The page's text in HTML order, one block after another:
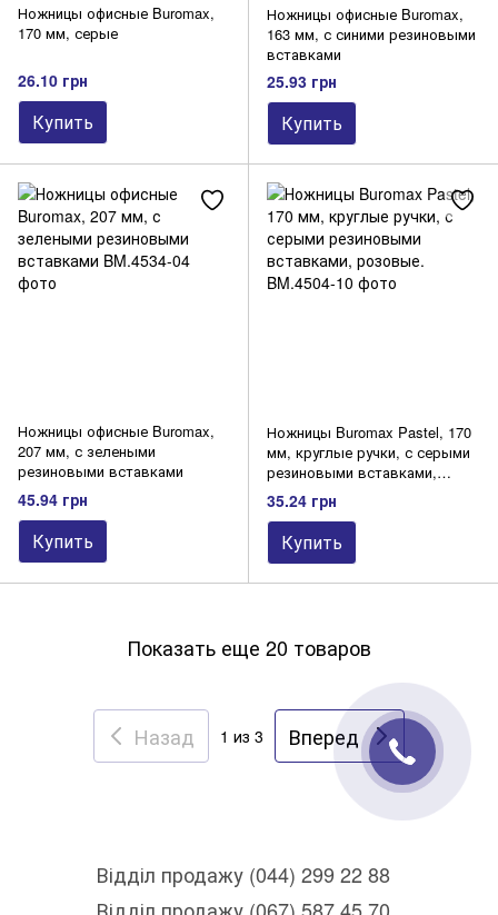
Ножницы офисные Buromax,
170 мм, серые
26.10 грн
Купить
Ножницы офисные Buromax,
163 мм, с синими резиновыми
вставками
25.93 грн
Купить
Ножницы офисные Buromax,
207 мм, с зелеными
резиновыми вставками
45.94 грн
Купить
Ножницы Buromax Pastel, 170
мм, круглые ручки, с серыми
резиновыми вставками,
розовые.
35.24 грн
Купить
Показать еще 20 товаров
Назад 1 из 3 Вперед
Відділ продажу (044) 299 22 88